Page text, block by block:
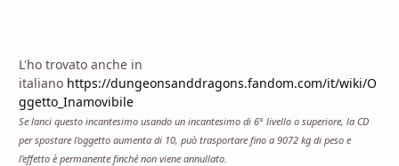
L'ho trovato anche in
italiano https://dungeonsanddragons.fandom.com/it/wiki/O
ggetto_Inamovibile
Se lanci questo incantesimo usando un incantesimo di 6° livello o superiore, la CD
per spostare l'oggetto aumenta di 10, può trasportare fino a 9072 kg di peso e
l'effetto è permanente finché non viene annullato.